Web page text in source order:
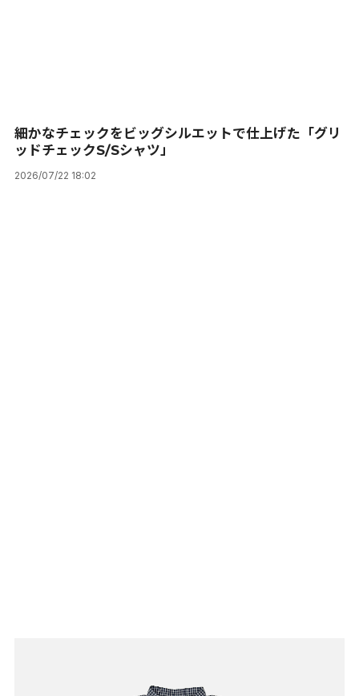
細かなチェックをビッグシルエットで仕上げた「グリ
ッドチェックS/Sシャツ」
2026/07/22 18:02